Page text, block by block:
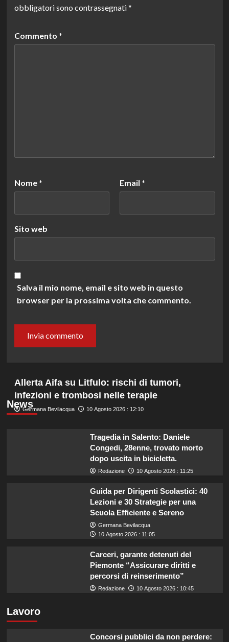
obbligatori sono contrassegnati*
Commento *
Nome * Email *
Sito web
Salva il mio nome, email e sito web in questo
browser per la prossima volta che commento.
News
Allerta Aifa su Litfulo: rischi di tumori,
infezioni e trombosi nelle terapie
Germana Bevilacqua 10 Agosto 2026 : 12:10
Tragedia in Salento: Daniele
Congedi, 28enne, trovato morto
dopo uscita in bicicletta.
Redazione 10 Agosto 2026 : 11:25
Guida per Dirigenti Scolastici: 40
Lezioni e 30 Strategie per una
Scuola Efficiente e Sereno
Germana Bevilacqua
10 Agosto 2026 : 11:05
Carceri, garante detenuti del
Piemonte “Assicurare diritti e
percorsi di reinserimento”
Redazione 10 Agosto 2026 : 10:45
Lavoro
Concorsi pubblici da non perdere: